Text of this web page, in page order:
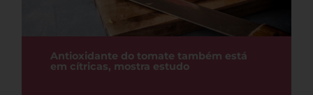
Antioxidante do tomate também está
em cítricas, mostra estudo